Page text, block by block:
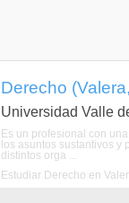
Derecho
Universidad Valle
Es un profesional con
los asuntos sustantivos
distintos orga ...
Estudiar Derecho en